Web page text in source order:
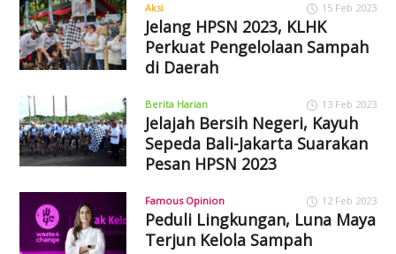
Aksi 15 Feb 2023
Jelang HPSN 2023, KLHK
Perkuat Pengelolaan Sampah
di Daerah
Berita Harian 13 Feb 2023
Jelajah Bersih Negeri, Kayuh
Sepeda Bali-Jakarta Suarakan
Pesan HPSN 2023
Famous Opinion 12 Feb 2023
Peduli Lingkungan, Luna Maya
Terjun Kelola Sampah